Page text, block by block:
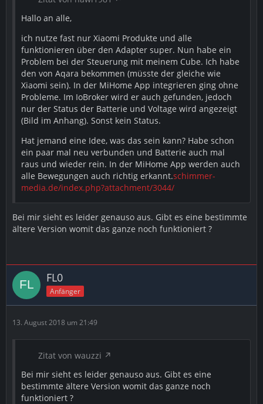
Hallo an alle,
ich nutze fast nur Xiaomi Produkte und alle
funktionieren über den Adapter super. Nun habe ein
Problem bei der Steuerung mit meinem Cube. Ich habe
den von Aqara bekommen (müsste der gleiche wie
Xiaomi sein). In der MiHome App integrieren ging ohne
Probleme. Im IoBroker wird er auch gefunden, jedoch
nur der Status der Batterie und Voltage wird angezeigt
(Bild im Anhang). Sonst kein Status.
Hat jemand eine Idee, was das sein kann? Habe schon
ein paar mal neu verbunden und Batterie auch mal
raus und wieder rein. In der MiHome App werden auch
alle Bewegungen auch richtig erkannt.schimmer-
media.de/index.php?attachment/3044/
Bei mir sieht es leider genauso aus. Gibt es eine bestimmte
ältere Version womit das ganze noch funktioniert ?
FL0
Anfänger
13. August 2018 um 21:49
Zitat von wauzzi
Bei mir sieht es leider genauso aus. Gibt es eine
bestimmte ältere Version womit das ganze noch
funktioniert ?